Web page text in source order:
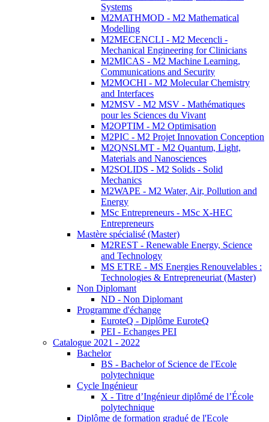
Systems
M2MATHMOD - M2 Mathematical
Modelling
M2MECENCLI - M2 Mecencli -
Mechanical Engineering for Clinicians
M2MICAS - M2 Machine Learning,
Communications and Security
M2MOCHI - M2 Molecular Chemistry
and Interfaces
M2MSV - M2 MSV - Mathématiques
pour les Sciences du Vivant
M2OPTIM - M2 Optimisation
M2PIC - M2 Projet Innovation Conception
M2QNSLMT - M2 Quantum, Light,
Materials and Nanosciences
M2SOLIDS - M2 Solids - Solid
Mechanics
M2WAPE - M2 Water, Air, Pollution and
Energy
MSc Entrepreneurs - MSc X-HEC
Entrepreneurs
Mastère spécialisé (Master)
M2REST - Renewable Energy, Science
and Technology
MS ETRE - MS Energies Renouvelables :
Technologies & Entrepreneuriat (Master)
Non Diplomant
ND - Non Diplomant
Programme d'échange
EuroteQ - Diplôme EuroteQ
PEI - Echanges PEI
Catalogue 2021 - 2022
Bachelor
BS - Bachelor of Science de l'Ecole
polytechnique
Cycle Ingénieur
X - Titre d’Ingénieur diplômé de l’École
polytechnique
Diplôme de formation gradué de l'Ecole